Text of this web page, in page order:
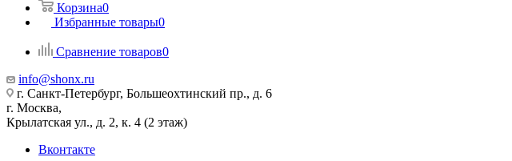
Корзина0
Избранные товары0
Сравнение товаров0
info@shonx.ru
г. Санкт-Петербург, Большеохтинский пр., д. 6
г. Москва,
Крылатская ул., д. 2, к. 4 (2 этаж)
Вконтакте